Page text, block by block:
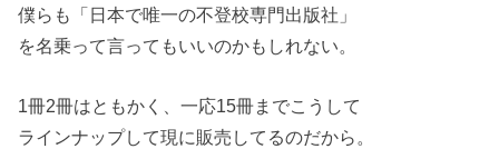
僕らも「日本で唯一の不登校専門出版社」
を名乗って言ってもいいのかもしれない。
1冊2冊はともかく、一応15冊までこうして
ラインナップして現に販売してるのだから。